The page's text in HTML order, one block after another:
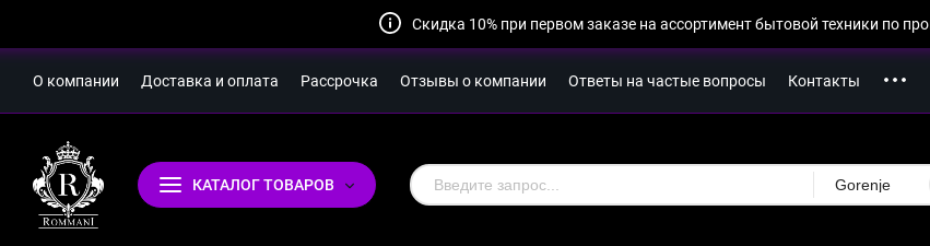
Скидка 10% при первом заказе на ассортимент бытовой техники по
О компании Доставка и оплата Рассрочка Отзывы о компании Ответы на частые вопросы Контакты
КАТАЛОГ ТОВАРОВ Gorenje